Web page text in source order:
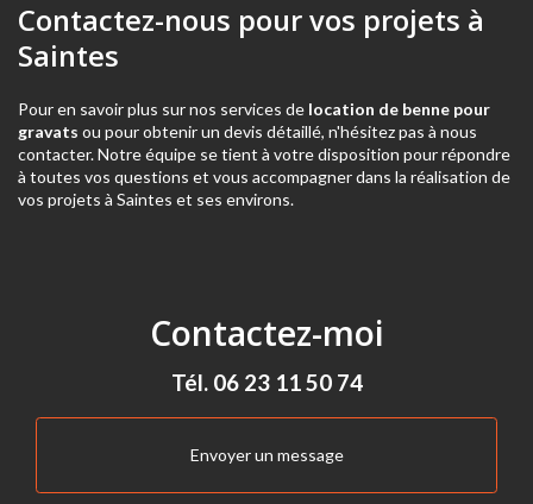
Contactez-nous pour vos projets à
Saintes
Pour en savoir plus sur nos services de location de benne pour
gravats ou pour obtenir un devis détaillé, n'hésitez pas à nous
contacter. Notre équipe se tient à votre disposition pour répondre
à toutes vos questions et vous accompagner dans la réalisation de
vos projets à Saintes et ses environs.
Contactez-moi
Tél. 06 23 11 50 74
Envoyer un message